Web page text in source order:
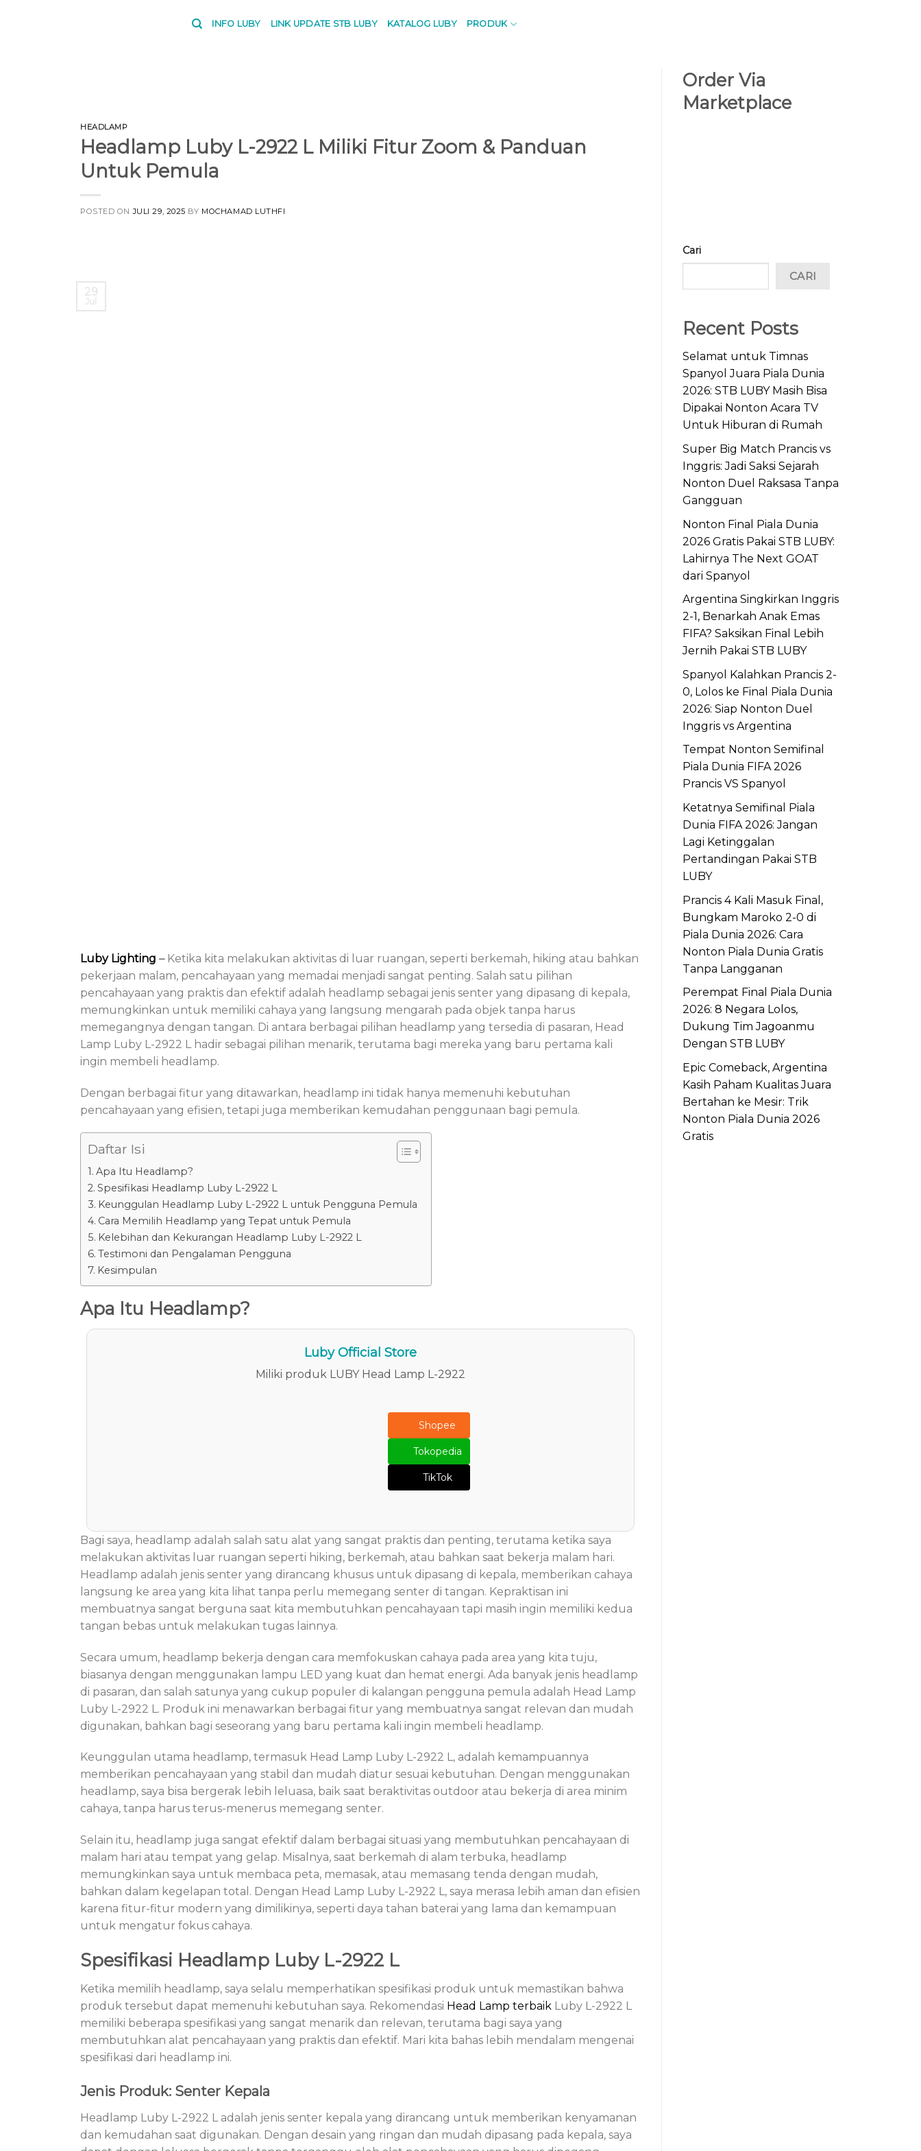
INFO LUBY LINK UPDATE STB LUBY KATALOG LUBY PRODUK
HEADLAMP
Headlamp Luby L-2922 L Miliki Fitur Zoom & Panduan
Untuk Pemula
POSTED ONJULI 29, 2025 BY MOCHAMAD LUTHFI
Luby Lighting –Ketika kita melakukan aktivitas di luar ruangan, seperti berkemah, hiking atau bahkan
pekerjaan malam, pencahayaan yang memadai menjadi sangat penting. Salah satu pilihan
pencahayaan yang praktis dan efektif adalah headlamp sebagai jenis senter yang dipasang di kepala,
memungkinkan untuk memiliki cahaya yang langsung mengarah pada objek tanpa harus
memegangnya dengan tangan. Di antara berbagai pilihan headlamp yang tersedia di pasaran, Head
Lamp Luby L-2922 L hadir sebagai pilihan menarik, terutama bagi mereka yang baru pertama kali
ingin membeli headlamp.
Dengan berbagai fitur yang ditawarkan, headlamp ini tidak hanya memenuhi kebutuhan
pencahayaan yang efisien, tetapi juga memberikan kemudahan penggunaan bagi pemula.
Daftar Isi
Apa Itu Headlamp?
Spesifikasi Headlamp Luby L-2922 L
Keunggulan Headlamp Luby L-2922 L untuk Pengguna Pemula
Cara Memilih Headlamp yang Tepat untuk Pemula
Kelebihan dan Kekurangan Headlamp Luby L-2922 L
Testimoni dan Pengalaman Pengguna
Kesimpulan
Apa Itu Headlamp?
Luby Official Store
Miliki produk LUBY Head Lamp L-2922
Shopee
Tokopedia
TikTok
Bagi saya, headlamp adalah salah satu alat yang sangat praktis dan penting, terutama ketika saya
melakukan aktivitas luar ruangan seperti hiking, berkemah, atau bahkan saat bekerja malam hari.
Headlamp adalah jenis senter yang dirancang khusus untuk dipasang di kepala, memberikan cahaya
langsung ke area yang kita lihat tanpa perlu memegang senter di tangan. Kepraktisan ini
membuatnya sangat berguna saat kita membutuhkan pencahayaan tapi masih ingin memiliki kedua
tangan bebas untuk melakukan tugas lainnya.
Secara umum, headlamp bekerja dengan cara memfokuskan cahaya pada area yang kita tuju,
biasanya dengan menggunakan lampu LED yang kuat dan hemat energi. Ada banyak jenis headlamp
di pasaran, dan salah satunya yang cukup populer di kalangan pengguna pemula adalah Head Lamp
Luby L-2922 L. Produk ini menawarkan berbagai fitur yang membuatnya sangat relevan dan mudah
digunakan, bahkan bagi seseorang yang baru pertama kali ingin membeli headlamp.
Keunggulan utama headlamp, termasuk Head Lamp Luby L-2922 L, adalah kemampuannya
memberikan pencahayaan yang stabil dan mudah diatur sesuai kebutuhan. Dengan menggunakan
headlamp, saya bisa bergerak lebih leluasa, baik saat beraktivitas outdoor atau bekerja di area minim
cahaya, tanpa harus terus-menerus memegang senter.
Selain itu, headlamp juga sangat efektif dalam berbagai situasi yang membutuhkan pencahayaan di
malam hari atau tempat yang gelap. Misalnya, saat berkemah di alam terbuka, headlamp
memungkinkan saya untuk membaca peta, memasak, atau memasang tenda dengan mudah,
bahkan dalam kegelapan total. Dengan Head Lamp Luby L-2922 L, saya merasa lebih aman dan efisien
karena fitur-fitur modern yang dimilikinya, seperti daya tahan baterai yang lama dan kemampuan
untuk mengatur fokus cahaya.
Spesifikasi Headlamp Luby L-2922 L
Ketika memilih headlamp, saya selalu memperhatikan spesifikasi produk untuk memastikan bahwa
produk tersebut dapat memenuhi kebutuhan saya. Rekomendasi Head Lamp terbaik Luby L-2922 L
memiliki beberapa spesifikasi yang sangat menarik dan relevan, terutama bagi saya yang
membutuhkan alat pencahayaan yang praktis dan efektif. Mari kita bahas lebih mendalam mengenai
spesifikasi dari headlamp ini.
Jenis Produk: Senter Kepala
Headlamp Luby L-2922 L adalah jenis senter kepala yang dirancang untuk memberikan kenyamanan
dan kemudahan saat digunakan. Dengan desain yang ringan dan mudah dipasang pada kepala, saya
Order Via
Marketplace
Cari
CARI
Recent Posts
Selamat untuk Timnas
Spanyol Juara Piala Dunia
2026: STB LUBY Masih Bisa
Dipakai Nonton Acara TV
Untuk Hiburan di Rumah
Super Big Match Prancis vs
Inggris: Jadi Saksi Sejarah
Nonton Duel Raksasa Tanpa
Gangguan
Nonton Final Piala Dunia
2026 Gratis Pakai STB LUBY:
Lahirnya The Next GOAT
dari Spanyol
Argentina Singkirkan Inggris
2-1, Benarkah Anak Emas
FIFA? Saksikan Final Lebih
Jernih Pakai STB LUBY
Spanyol Kalahkan Prancis 2-
0, Lolos ke Final Piala Dunia
2026: Siap Nonton Duel
Inggris vs Argentina
Tempat Nonton Semifinal
Piala Dunia FIFA 2026
Prancis VS Spanyol
Ketatnya Semifinal Piala
Dunia FIFA 2026: Jangan
Lagi Ketinggalan
Pertandingan Pakai STB
LUBY
Prancis 4 Kali Masuk Final,
Bungkam Maroko 2-0 di
Piala Dunia 2026: Cara
Nonton Piala Dunia Gratis
Tanpa Langganan
Perempat Final Piala Dunia
2026: 8 Negara Lolos,
Dukung Tim Jagoanmu
Dengan STB LUBY
Epic Comeback, Argentina
Kasih Paham Kualitas Juara
Bertahan ke Mesir: Trik
Nonton Piala Dunia 2026
Gratis